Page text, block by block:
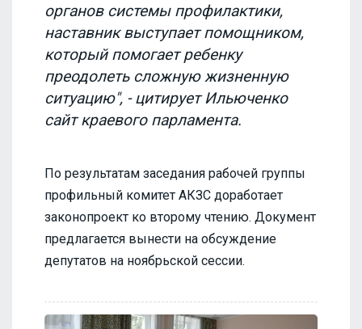
органов системы профилактики,
наставник выступает помощником,
который помогает ребенку
преодолеть сложную жизненную
ситуацию", - цитирует Ильюченко
сайт краевого парламента.
По результатам заседания рабочей группы
профильный комитет АКЗС доработает
законопроект ко второму чтению. Документ
предлагается вынести на обсуждение
депутатов на ноябрьской сессии.